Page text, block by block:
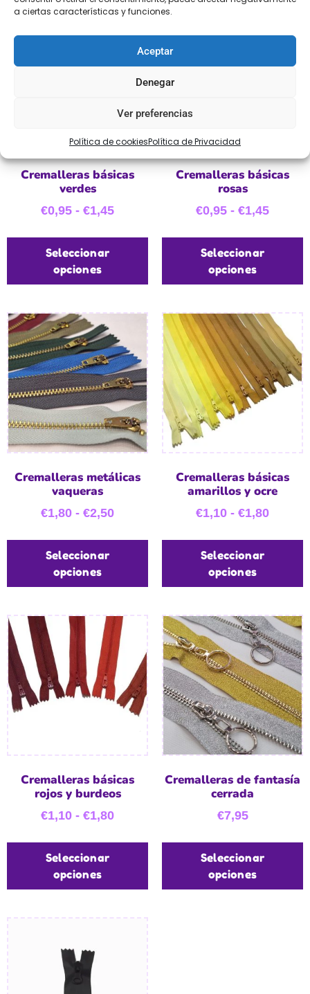
a ciertas características y funciones.
Aceptar
Denegar
Ver preferencias
Política de cookiesPolítica de Privacidad
Cremalleras básicas
verdes
€0,95 - €1,45
Seleccionar
opciones
Cremalleras básicas
rosas
€0,95 - €1,45
Seleccionar
opciones
Cremalleras metálicas
vaqueras
€1,80 - €2,50
Seleccionar
opciones
Cremalleras básicas
amarillos y ocre
€1,10 - €1,80
Seleccionar
opciones
Cremalleras básicas
rojos y burdeos
€1,10 - €1,80
Seleccionar
opciones
Cremalleras de fantasía
cerrada
€7,95
Seleccionar
opciones